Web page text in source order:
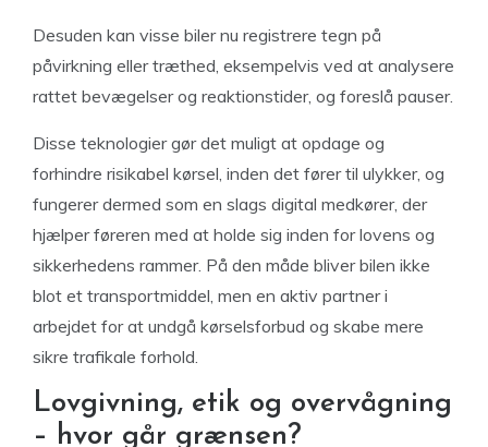
Desuden kan visse biler nu registrere tegn på
påvirkning eller træthed, eksempelvis ved at analysere
rattet bevægelser og reaktionstider, og foreslå pauser.
Disse teknologier gør det muligt at opdage og
forhindre risikabel kørsel, inden det fører til ulykker, og
fungerer dermed som en slags digital medkører, der
hjælper føreren med at holde sig inden for lovens og
sikkerhedens rammer. På den måde bliver bilen ikke
blot et transportmiddel, men en aktiv partner i
arbejdet for at undgå kørselsforbud og skabe mere
sikre trafikale forhold.
Lovgivning, etik og overvågning
– hvor går grænsen?